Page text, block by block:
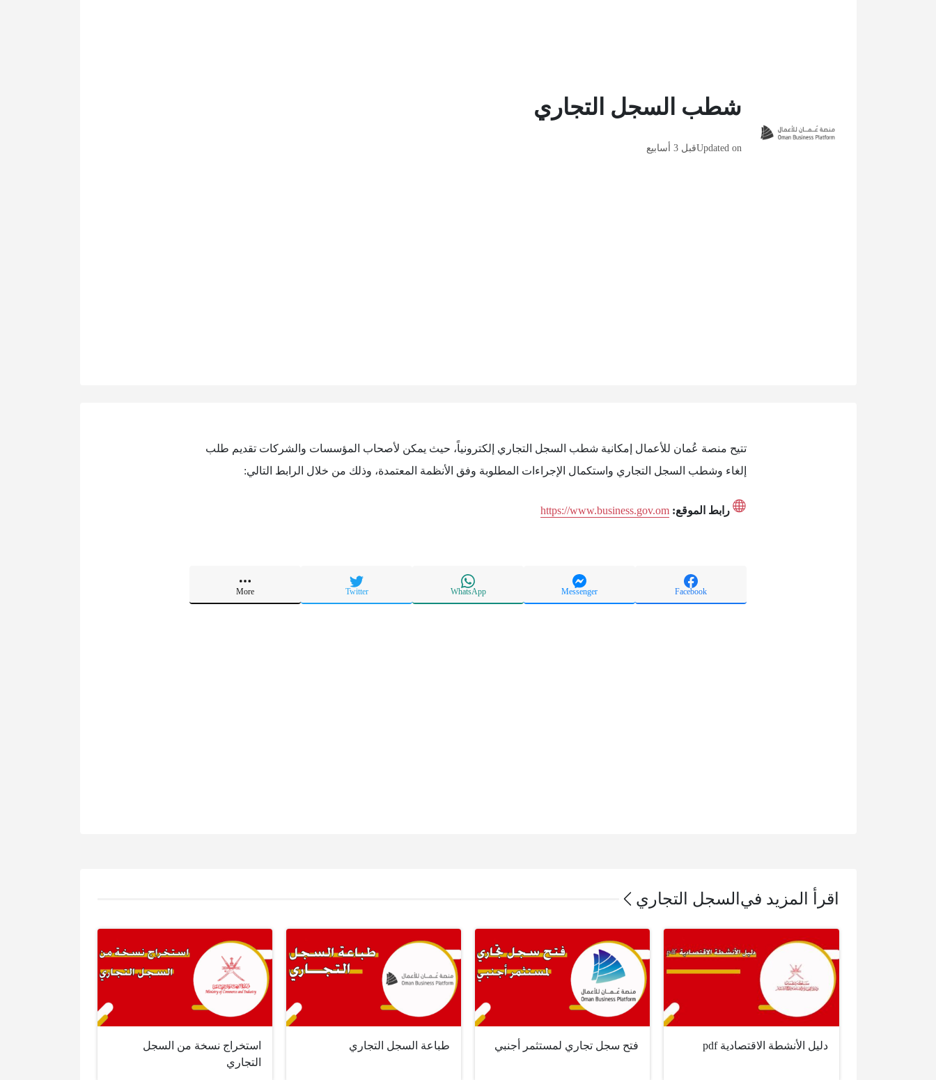
شطب السجل التجاري
Updated onقبل 3 أسابيع
تتيح منصة عُمان للأعمال إمكانية شطب السجل التجاري إلكترونياً، حيث يمكن لأصحاب المؤسسات والشركات تقديم طلب
إلغاء وشطب السجل التجاري واستكمال الإجراءات المطلوبة وفق الأنظمة المعتمدة، وذلك من خلال الرابط التالي:
رابط الموقع: https://www.business.gov.om
Facebook
Messenger
WhatsApp
Twitter
More
اقرأ المزيد في السجل التجاري
دليل الأنشطة الاقتصادية pdf فتح سجل تجاري لمستثمر أجنبي طباعة السجل التجاري
استخراج نسخة من السجل
التجاري